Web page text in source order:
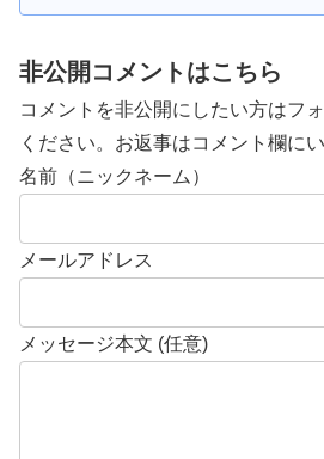
非公開コメントはこちら
コメントを非公開にしたい方はフ
ください。お返事はコメント欄にい
名前（ニックネーム）
メールアドレス
メッセージ本文 (任意)